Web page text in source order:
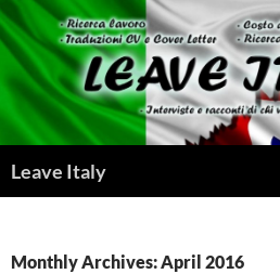
Skip
to
content
Leave Italy
Monthly Archives: April 2016